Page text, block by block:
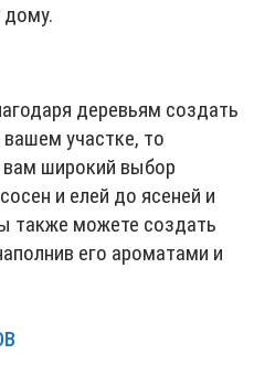
дому.
деревьям создать
участке, то
вам широкий выбор
и елей до ясеней и
также можете создать
его ароматами и